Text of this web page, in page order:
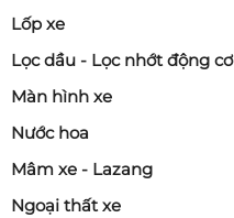
Lốp xe
Lọc dầu - Lọc nhớt động cơ
Màn hình xe
Nước hoa
Mâm xe - Lazang
Ngoại thất xe